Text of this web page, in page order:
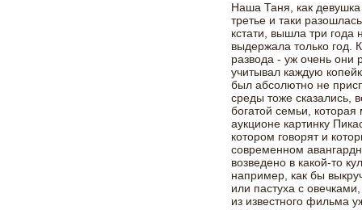
Наша Таня, как
третье и таки
кстати, вышла три
выдержала только год.
развода - уж очень они
учитывал каждую
был абсолютно не
среды тоже сказались,
богатой семьи,
аукционе картинку
котором говорят и
современном
возведено в какой-то
например, как бы
или пастуха с
из известного фильма